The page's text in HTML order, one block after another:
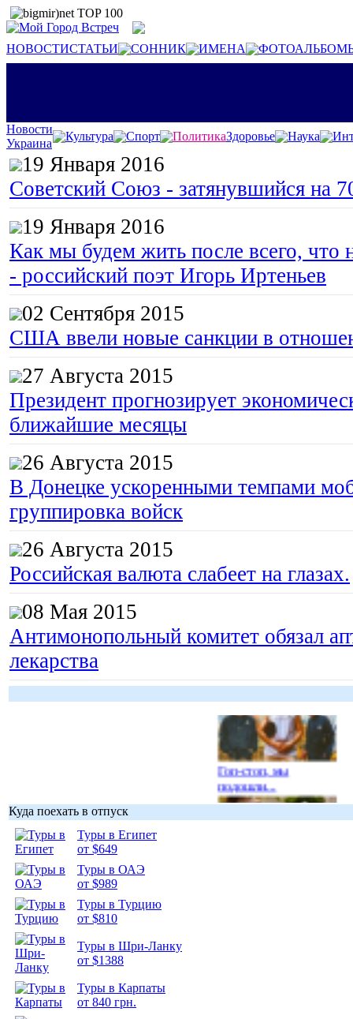
НОВОСТИСТАТЬИ СОННИК ИМЕНА
Новости
Украина
Культура Спорт ПолитикаЗдоровье Наука
19 Января 2016
Советский Союз - затянувшийся на
19 Января 2016
Как мы будем жить после всего, что
- российский поэт Игорь Иртеньев
02 Сентября 2015
США ввели новые санкции в
27 Августа 2015
Президент прогнозирует
ближайшие месяцы
26 Августа 2015
В Донецке ускоренными темпами
группировка войск
26 Августа 2015
Российская валюта слабеет на глазах.
08 Мая 2015
Антимонопольный комитет обязал
лекарства
Гоп-стоп, мы
подошли...
Куда поехать в отпуск
Туры в Египет
от $649
Туры в ОАЭ
от $989
Туры в Турцию
от $810
Туры в Шри-Ланку
от $1388
Туры в Карпаты
от 840 грн.